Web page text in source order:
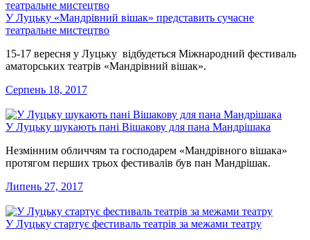
У Луцьку «Мандрівний вішак» представить сучасне
театральне мистецтво
15-17 вересня у Луцьку відбудеться Міжнародний фестиваль
аматорських театрів «Мандрівний вішак».
Серпень 18, 2017
У Луцьку шукають пані Вішакову для пана Мандрішака
Незмінним обличчям та господарем «Мандрівного вішака»
протягом перших трьох фестивалів був пан Мандрішак.
Липень 27, 2017
У Луцьку стартує фестиваль театрів за межами театру